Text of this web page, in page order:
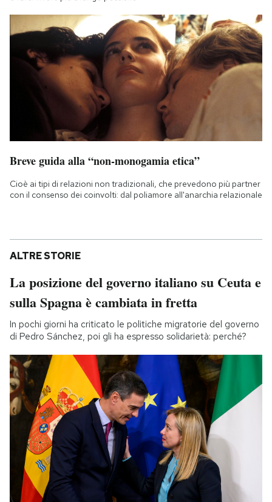
Breve guida alla “non-monogamia etica”
Cioè ai tipi di relazioni non tradizionali, che prevedono più partner
con il consenso dei coinvolti: dal poliamore all'anarchia relazionale
ALTRE STORIE
La posizione del governo italiano su Ceuta e
sulla Spagna è cambiata in fretta
In pochi giorni ha criticato le politiche migratorie del governo
di Pedro Sánchez, poi gli ha espresso solidarietà: perché?